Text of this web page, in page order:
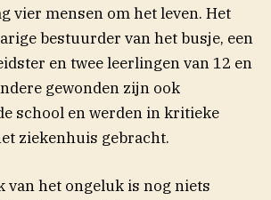
vier mensen om het leven. Het
bestuurder van het busje, een
en twee leerlingen van 12 en
gewonden zijn ook
school en werden in kritieke
ziekenhuis gebracht.
van het ongeluk is nog niets